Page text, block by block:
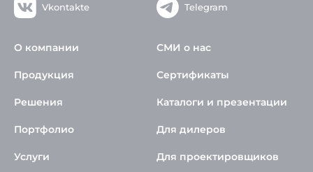
Vkontakte Telegram
О компании
Продукция
Решения
Портфолио
Услуги
СМИ о нас
Сертификаты
Каталоги и презентации
Для дилеров
Для проектировщиков